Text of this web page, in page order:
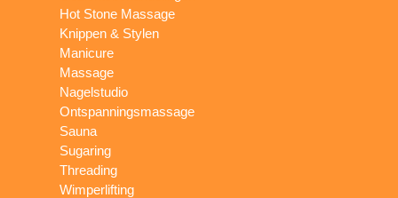
Hot Stone Massage
Knippen & Stylen
Manicure
Massage
Nagelstudio
Ontspanningsmassage
Sauna
Sugaring
Threading
Wimperlifting